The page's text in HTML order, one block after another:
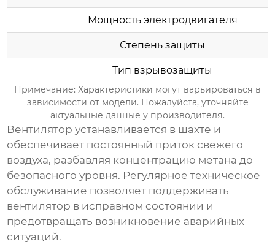
Мощность электродвигателя
Степень защиты
Тип взрывозащиты
Примечание: Характеристики могут варьироваться в
зависимости от модели. Пожалуйста, уточняйте
актуальные данные у производителя.
Вентилятор устанавливается в шахте и
обеспечивает постоянный приток свежего
воздуха, разбавляя концентрацию метана до
безопасного уровня. Регулярное техническое
обслуживание позволяет поддерживать
вентилятор в исправном состоянии и
предотвращать возникновение аварийных
ситуаций.